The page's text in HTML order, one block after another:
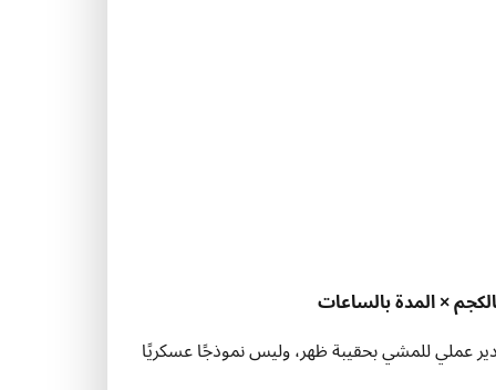
× المدة بالساعات
عملي للمشي بحقيبة ظهر، وليس نموذجًا عسكريًا